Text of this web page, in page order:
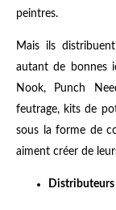
peintres.
Mais ils
autant de bonnes
Nook, Punch
feutrage, kits de
sous la forme de
aiment créer de
Distributeurs